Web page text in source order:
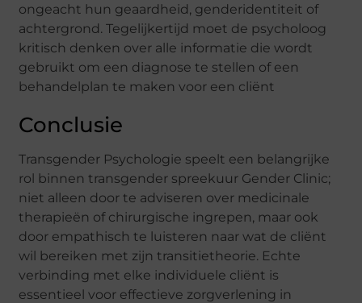
ongeacht hun geaardheid, genderidentiteit of
achtergrond. Tegelijkertijd moet de psycholoog
kritisch denken over alle informatie die wordt
gebruikt om een diagnose te stellen of een
behandelplan te maken voor een cliënt
Conclusie
Transgender Psychologie speelt een belangrijke
rol binnen transgender spreekuur Gender Clinic;
niet alleen door te adviseren over medicinale
therapieën of chirurgische ingrepen, maar ook
door empathisch te luisteren naar wat de cliënt
wil bereiken met zijn transitietheorie. Echte
verbinding met elke individuele cliënt is
essentieel voor effectieve zorgverlening in